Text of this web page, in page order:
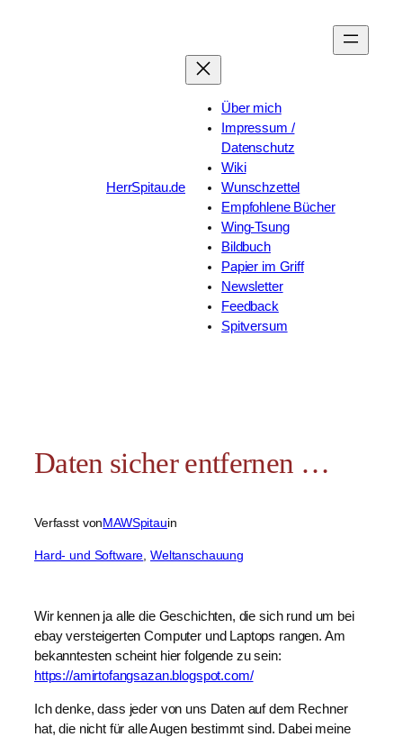
HerrSpitau.de
Über mich
Impressum /
Datenschutz
Wiki
Wunschzettel
Empfohlene Bücher
Wing-Tsung
Bildbuch
Papier im Griff
Newsletter
Feedback
Spitversum
Daten sicher entfernen …
Verfasst vonMAWSpitauin
Hard- und Software , Weltanschauung
Wir kennen ja alle die Geschichten, die sich rund um bei
ebay versteigerten Computer und Laptops rangen. Am
bekanntesten scheint hier folgende zu sein:
https://amirtofangsazan.blogspot.com/
Ich denke, dass jeder von uns Daten auf dem Rechner
hat, die nicht für alle Augen bestimmt sind. Dabei meine